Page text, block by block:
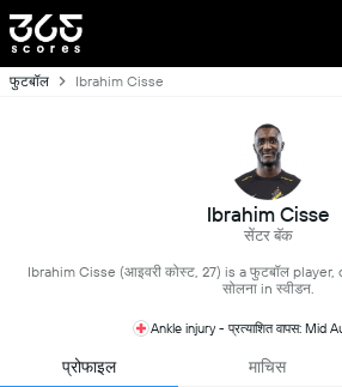
फुटबॉल Ibrahim Cisse
Ibrahim Cisse
सेंटर बॅक
Ibrahim Cisse (आइवरी कोस्ट, 27) is a फुटबॉल
सोलना in स्वीडन.
Ankle injury - प्रत्याशित वापस: Mid
प्रोफाइल माचिस